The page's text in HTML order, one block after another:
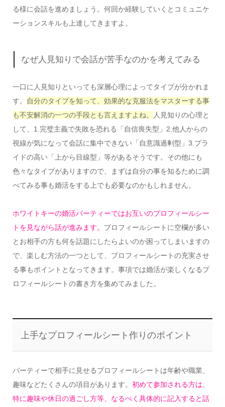
る様に会話を進めましょう。何回か経験していくとコミュニケ
ーションスキルも上達してきますよ。
なぜ人見知りで会話が苦手なのかを考えてみる
一口に人見知りといっても深層心理によってタイプが分かれま
す。
自分のタイプを知って、効果的な克服法をマスターする事
も不安解消の一つの手段とも言えますよね。
人見知りの心理と
して、1.完璧主義で失敗を恐れる「自信喪失型」2.他人からの
視線が気になって会話に集中できない「自意識過剰型」3.プラ
イドの高い「上から目線型」等があるそうです。その他にも
色々なタイプがありますので、まずは自分の事を知るために調
べてみる事も婚活をする上でも必要なのかもしれません。
ホワイトキーの婚活パーティーではお互いのプロフィールシー
トを見ながら話が進みます。 プロフィールシートに空欄が多い
とお相手の方も何を話題にしたらよいのか困ってしまいますの
で、楽しむ方法の一つとして、プロフィールシートの充実させ
る事もポイントとなってきます。事項では婚活が楽しくなるプ
ロフィールシートの書き方を集めてみました。
上手なプロフィールシート作りのポイント
パーティーで相手に見せるプロフィールシートは年齢や職業、
趣味などたくさんの項目があります。 初めて参加される方は、
特に趣味や休日の過ごし方等、なるべく具体的に記入すると話